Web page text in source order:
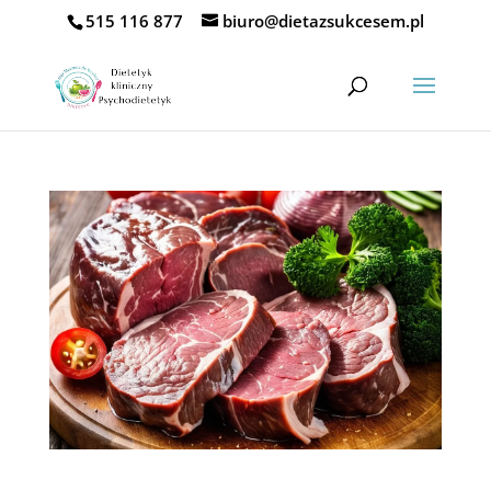
515 116 877 biuro@dietazsukcesem.pl